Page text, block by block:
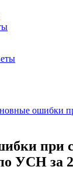
ошибки
при
УСН за